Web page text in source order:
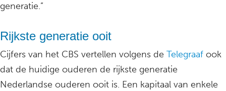
generatie.”
Rijkste generatie ooit
Cijfers van het CBS vertellen volgens de Telegraaf ook
dat de huidige ouderen de rijkste generatie
Nederlandse ouderen ooit is. Een kapitaal van enkele